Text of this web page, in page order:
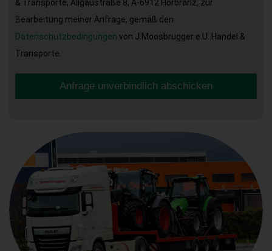
& Transporte, Allgäustraße 8, A-6912 Hörbranz, zur
Bearbeitung meiner Anfrage, gemäß den
Datenschutzbedingungen von J.Moosbrugger e.U. Handel &
Transporte.
Anfrage unverbindlich abschicken